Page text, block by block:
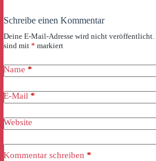
Schreibe einen Kommentar
Deine E-Mail-Adresse wird nicht veröffentlicht.
sind mit * markiert
Name *
E-Mail *
Website
Kommentar schreiben *